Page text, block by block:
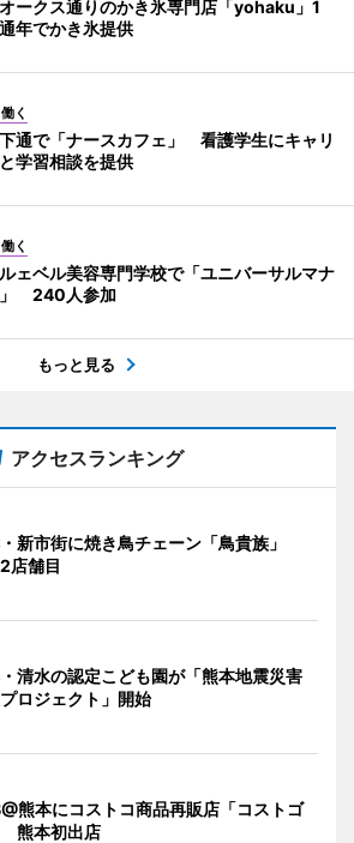
ークス通りのかき氷専門店「yohaku」1
年でかき氷提供
く
通で「ナースカフェ」 看護学生にキャリ
学習相談を提供
く
ェベル美容専門学校で「ユニバーサルマナ
」 240人参加
もっと見る
アクセスランキング
新市街に焼き鳥チェーン「鳥貴族」
店舗目
清水の認定こども園が「熊本地震災害
ロジェクト」開始
熊本にコストコ商品再販店「コストゴ
熊本初出店